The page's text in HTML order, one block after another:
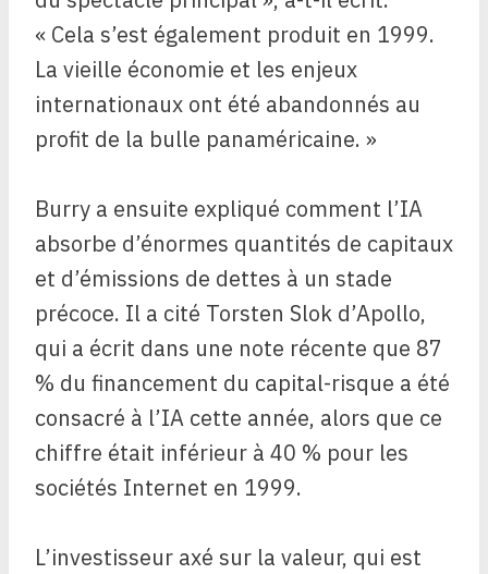
« Cela s’est également produit en 1999.
La vieille économie et les enjeux
internationaux ont été abandonnés au
profit de la bulle panaméricaine. »
Burry a ensuite expliqué comment l’IA
absorbe d’énormes quantités de capitaux
et d’émissions de dettes à un stade
précoce. Il a cité Torsten Slok d’Apollo,
qui a écrit dans une note récente que 87
% du financement du capital-risque a été
consacré à l’IA cette année, alors que ce
chiffre était inférieur à 40 % pour les
sociétés Internet en 1999.
L’investisseur axé sur la valeur, qui est